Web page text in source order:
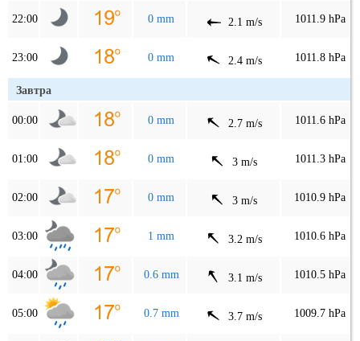
22:00 0 mm 2.1 m/s 1011.9 hPa
23:00 0 mm 2.4 m/s 1011.8 hPa
Завтра
00:00 0 mm 2.7 m/s 1011.6 hPa
01:00 0 mm 3 m/s 1011.3 hPa
02:00 0 mm 3 m/s 1010.9 hPa
03:00 1 mm 3.2 m/s 1010.6 hPa
04:00 0.6 mm 3.1 m/s 1010.5 hPa
05:00 0.7 mm 3.7 m/s 1009.7 hPa